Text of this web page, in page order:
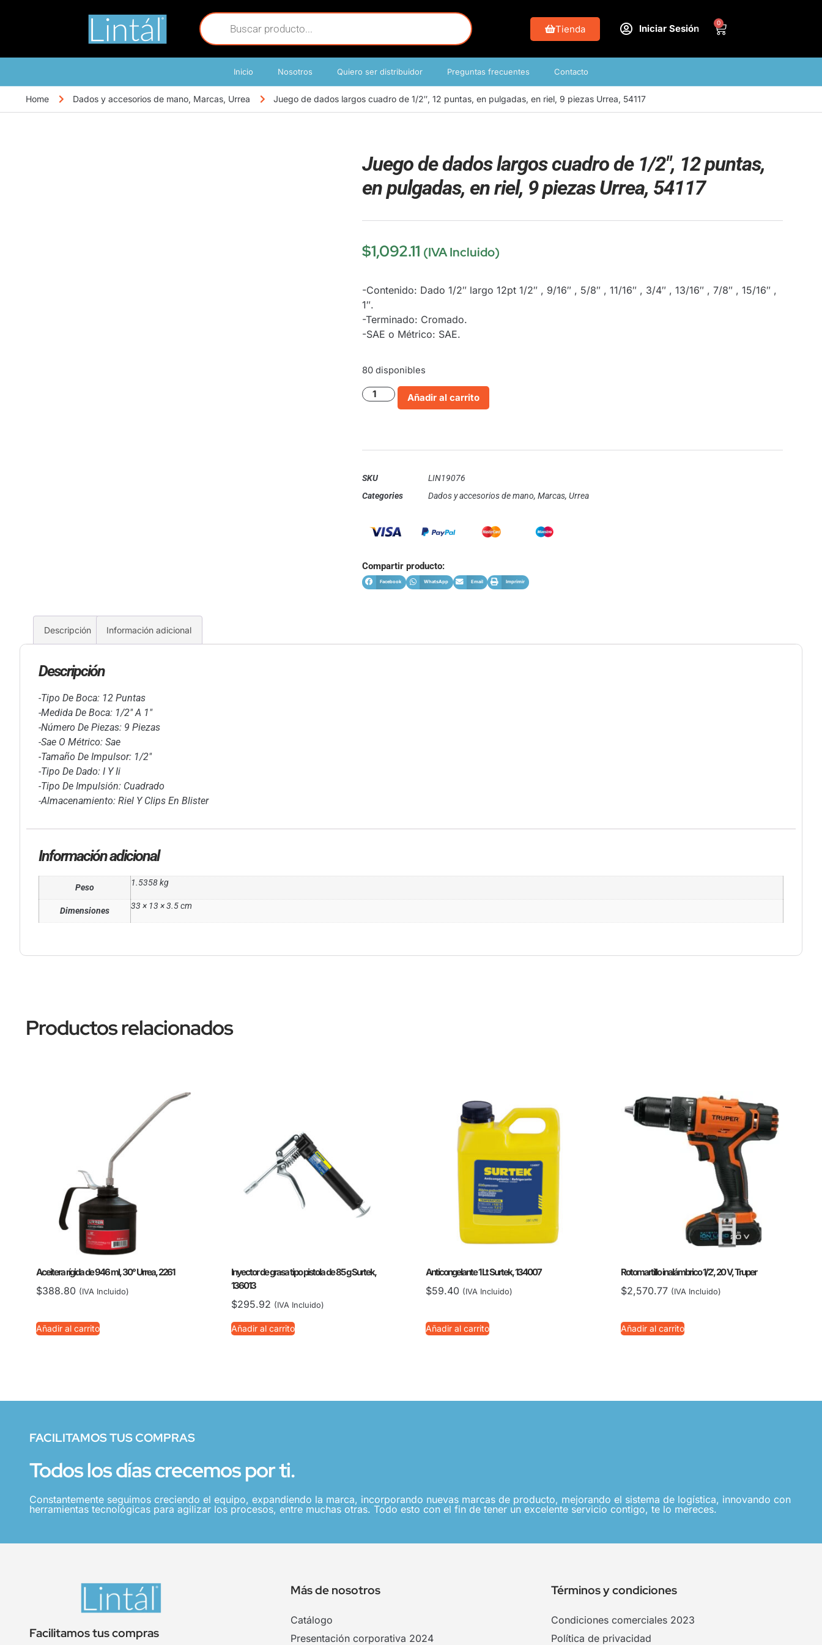
Tienda Iniciar Sesión
0
Inicio Nosotros Quiero ser distribuidor Preguntas frecuentes Contacto
Home Dados y accesorios de mano, Marcas, Urrea Juego de dados largos cuadro de 1/2″, 12 puntas, en pulgadas, en riel, 9 piezas Urrea, 54117
Juego de dados largos cuadro de 1/2″, 12 puntas,
en pulgadas, en riel, 9 piezas Urrea, 54117
$1,092.11 (IVA Incluido)
-Contenido: Dado 1/2″ largo 12pt 1/2″ , 9/16″ , 5/8″ , 11/16″ , 3/4″ , 13/16″ , 7/8″ , 15/16″ ,
1″.
-Terminado: Cromado.
-SAE o Métrico: SAE.
80 disponibles
Añadir al carrito
SKU
LIN19076
Categories
Dados y accesorios de mano, Marcas, Urrea
Compartir producto:
Facebook WhatsApp Email Imprimir
Descripción Información adicional
Descripción
-Tipo De Boca: 12 Puntas
-Medida De Boca: 1/2″ A 1″
-Número De Piezas: 9 Piezas
-Sae O Métrico: Sae
-Tamaño De Impulsor: 1/2″
-Tipo De Dado: I Y Ii
-Tipo De Impulsión: Cuadrado
-Almacenamiento: Riel Y Clips En Blister
Información adicional
Peso 1.5358 kg
Dimensiones 33 × 13 × 3.5 cm
Productos relacionados
Aceitera rígida de 946 ml, 30° Urrea, 2261
$388.80 (IVA Incluido)
Añadir al carrito
Inyector de grasa tipo pistola de 85 g Surtek,
136013
$295.92 (IVA Incluido)
Añadir al carrito
Anticongelante 1 Lt Surtek, 134007
$59.40 (IVA Incluido)
Añadir al carrito
Rotomartillo inalámbrico 1/2′, 20 V, Truper
$2,570.77 (IVA Incluido)
Añadir al carrito
FACILITAMOS TUS COMPRAS
Todos los días crecemos por ti.
Constantemente seguimos creciendo el equipo, expandiendo la marca, incorporando nuevas marcas de producto, mejorando el sistema de logística, innovando con
herramientas tecnológicas para agilizar los procesos, entre muchas otras. Todo esto con el fin de tener un excelente servicio contigo, te lo mereces.
Facilitamos tus compras
Más de nosotros
Catálogo
Presentación corporativa 2024
Términos y condiciones
Condiciones comerciales 2023
Política de privacidad